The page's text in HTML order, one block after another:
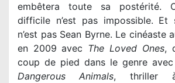
embêtera toute sa postérité.
difficile n’est pas impossible.
n’est pas Sean Byrne. Le cinéaste
en 2009 avec The Loved Ones,
coup de pied dans le genre
Dangerous Animals, thriller à